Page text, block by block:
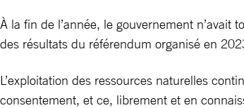
À la fin de l’année, le gouvernement
des résultats du référendum organisé en
L’exploitation des ressources naturelles
consentement, et ce, librement et en